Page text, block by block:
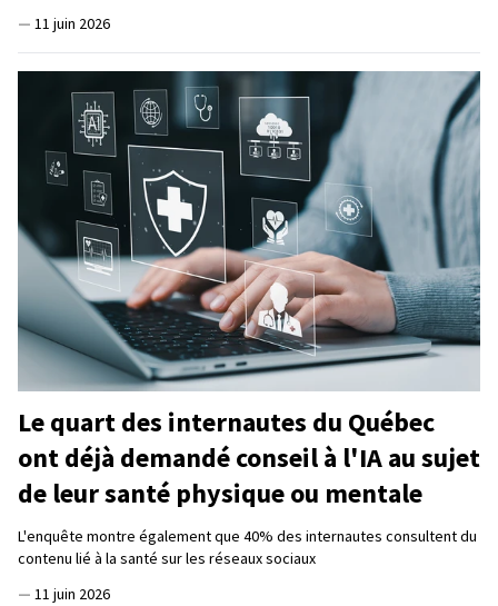
— 11 juin 2026
Le quart des internautes du Québec
ont déjà demandé conseil à l'IA au sujet
de leur santé physique ou mentale
L'enquête montre également que 40% des internautes consultent du
contenu lié à la santé sur les réseaux sociaux
— 11 juin 2026